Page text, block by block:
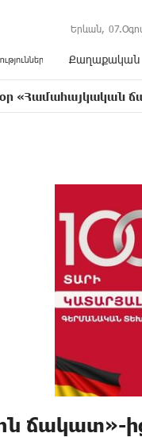
Երևան,
Քաղաքական
ճակատ»
ճակատ»-